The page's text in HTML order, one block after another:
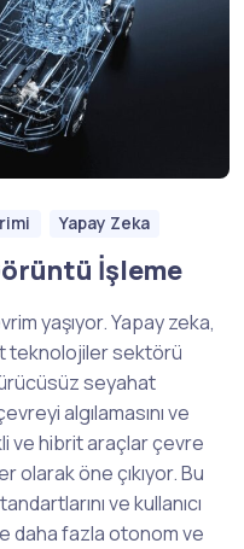
Yapay Zeka
İşleme
yaşıyor. Yapay zeka,
teknolojiler sektörü
seyahat
algılamasını ve
ve hibrit araçlar çevre
öne çıkıyor. Bu
ve kullanıcı
daha fazla otonom ve